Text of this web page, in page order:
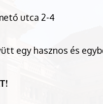
utca 2-4
egy hasznos és